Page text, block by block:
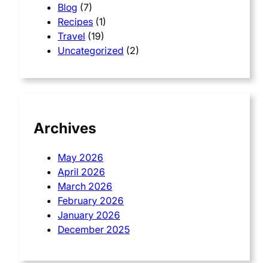
Blog (7)
Recipes (1)
Travel (19)
Uncategorized (2)
Archives
May 2026
April 2026
March 2026
February 2026
January 2026
December 2025